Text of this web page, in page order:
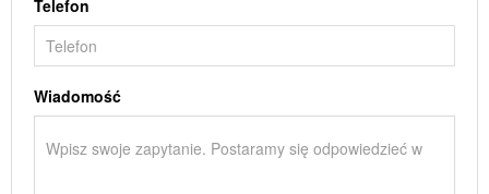
Telefon
Wiadomość